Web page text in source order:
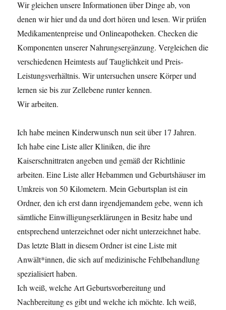
Wir gleichen unsere Informationen über Dinge ab, von
denen wir hier und da und dort hören und lesen. Wir prüfen
Medikamentenpreise und Onlineapotheken. Checken die
Komponenten unserer Nahrungsergänzung. Vergleichen die
verschiedenen Heimtests auf Tauglichkeit und Preis-
Leistungsverhältnis. Wir untersuchen unsere Körper und
lernen sie bis zur Zellebene runter kennen.
Wir arbeiten.
Ich habe meinen Kinderwunsch nun seit über 17 Jahren.
Ich habe eine Liste aller Kliniken, die ihre
Kaiserschnittraten angeben und gemäß der Richtlinie
arbeiten. Eine Liste aller Hebammen und Geburtshäuser im
Umkreis von 50 Kilometern. Mein Geburtsplan ist ein
Ordner, den ich erst dann irgendjemandem gebe, wenn ich
sämtliche Einwilligungserklärungen in Besitz habe und
entsprechend unterzeichnet oder nicht unterzeichnet habe.
Das letzte Blatt in diesem Ordner ist eine Liste mit
Anwält*innen, die sich auf medizinische Fehlbehandlung
spezialisiert haben.
Ich weiß, welche Art Geburtsvorbereitung und
Nachbereitung es gibt und welche ich möchte. Ich weiß,